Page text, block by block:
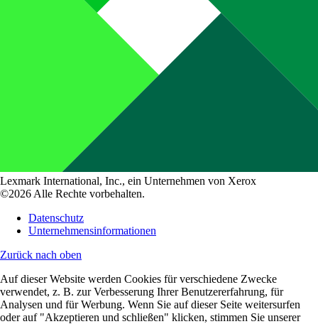
Lexmark International, Inc., ein Unternehmen von Xerox
©2026 Alle Rechte vorbehalten.
Datenschutz
Unternehmensinformationen
Zurück nach oben
Auf dieser Website werden Cookies für verschiedene Zwecke
verwendet, z. B. zur Verbesserung Ihrer Benutzererfahrung, für
Analysen und für Werbung. Wenn Sie auf dieser Seite weitersurfen
oder auf "Akzeptieren und schließen" klicken, stimmen Sie unserer